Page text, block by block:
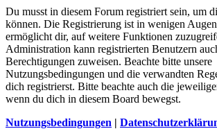
Du musst in diesem Forum registriert sein, um
können. Die Registrierung ist in wenigen
ermöglicht dir, auf weitere Funktionen
Administration kann registrierten Benutzern
Berechtigungen zuweisen. Beachte bitte unsere
Nutzungsbedingungen und die verwandten
dich registrierst. Bitte beachte auch die
wenn du dich in diesem Board bewegst.
Nutzungsbedingungen |